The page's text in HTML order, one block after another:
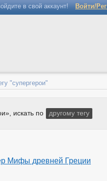
в свой аккаунт! Войти/
"супергерои"
искать по другому тегу
Мифы древней Греции